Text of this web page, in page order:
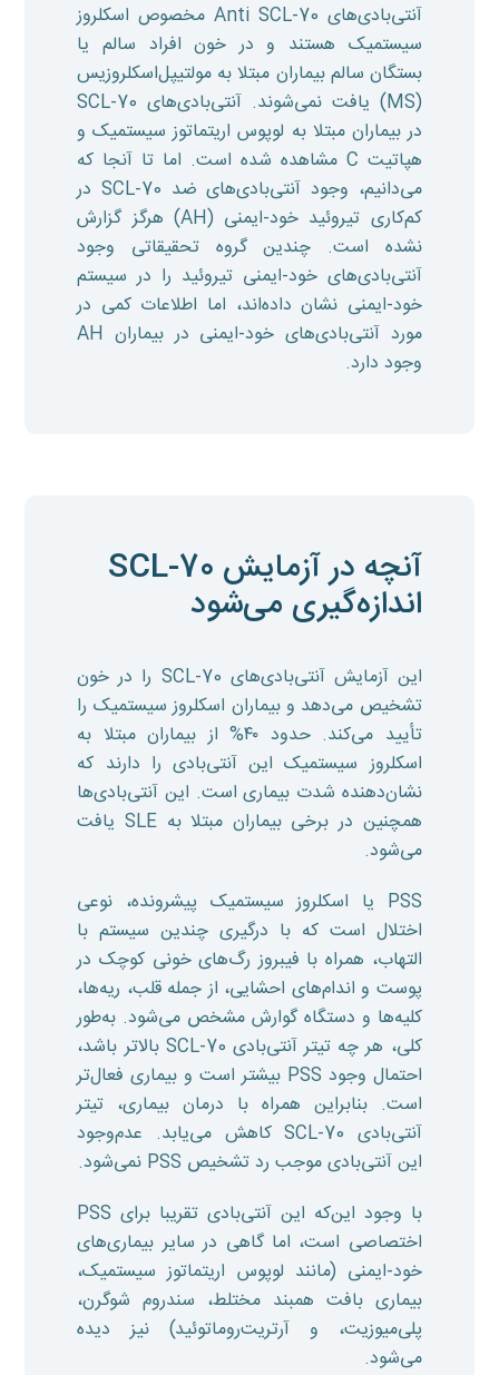
آنتی‌بادی‌های Anti SCL-70 مخصوص اسکلروز
سیستمیک هستند و در خون افراد سالم یا
بستگان سالم بیماران مبتلا به مولتیپل‌اسکلروزیس
(MS) یافت نمی‌شوند. آنتی‌بادی‌های SCL-70
در بیماران مبتلا به لوپوس اریتماتوز سیستمیک و
هپاتیت C مشاهده شده است. اما تا آنجا که
می‌دانیم، وجود آنتی‌بادی‌های ضد SCL-70 در
کم‌کاری تیروئید خود-ایمنی (AH) هرگز گزارش
نشده است. چندین گروه تحقیقاتی وجود
آنتی‌بادی‌های خود-ایمنی تیروئید را در سیستم
خود-ایمنی نشان داده‌اند، اما اطلاعات کمی در
مورد آنتی‌بادی‌های خود-ایمنی در بیماران AH
وجود دارد.
آنچه در آزمایش SCL-70
اندازه‌گیری می‌شود
این آزمایش آنتی‌بادی‌های SCL-70 را در خون
تشخیص می‌دهد و بیماران اسکلروز سیستمیک را
تأیید می‌کند. حدود ۴۰% از بیماران مبتلا به
اسکلروز سیستمیک این آنتی‌بادی را دارند که
نشان‌دهنده شدت بیماری است. این آنتی‌بادی‌ها
همچنین در برخی بیماران مبتلا به SLE یافت
می‌شود.
PSS یا اسکلروز سیستمیک پیشرونده، نوعی
اختلال است که با درگیری چندین سیستم با
التهاب، همراه با فیبروز رگ‌های خونی کوچک در
پوست و اندام‌های احشایی، از جمله قلب، ریه‌ها،
کلیه‌ها و دستگاه گوارش مشخص می‌شود. به‌طور
کلی، هر چه تیتر آنتی‌بادی SCL-70 بالاتر باشد،
احتمال وجود PSS بیشتر است و بیماری فعال‌تر
است. بنابراین همراه با درمان بیماری، تیتر
آنتی‌بادی SCL-70 کاهش می‌یابد. عدم‌وجود
این آنتی‌بادی موجب رد تشخیص PSS نمی‌شود.
با وجود این‌که این آنتی‌بادی تقریبا برای PSS
اختصاصی است، اما گاهی در سایر بیماری‌های
خود-ایمنی (مانند لوپوس اریتماتوز سیستمیک،
بیماری بافت همبند مختلط، سندروم شوگرن،
پلی‌میوزیت، و آرتریت‌روماتوئید) نیز دیده
می‌شود.